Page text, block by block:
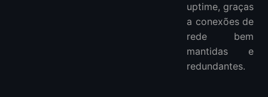
uptime, graças
a conexões de
rede bem
mantidas e
redundantes.